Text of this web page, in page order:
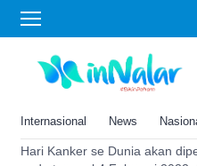
Internasional News
NoHairSelfie
Hari Kanker se Dunia
Diperingati Pada 4
Cancer Day
Hari Kanker se Dunia akan